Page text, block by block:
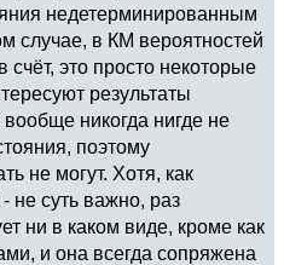
недетерминированным
случае, в КМ вероятностей
счёт, это просто некоторые
результаты
никогда нигде не
поэтому
не могут. Хотя, как
не суть важно, раз
ни в каком виде, кроме как
и она всегда сопряжена